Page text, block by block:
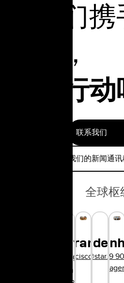
让我们
未来，
立即行动
联系我们
订阅我们的新闻通
全球枢
2-21-1, Shibuya
Shibuya-ku
Sunnyvale
1250 Borregas Ave
Sunnyvale, CA
San Medellín
+45 29